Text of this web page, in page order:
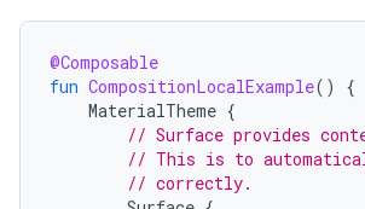
@Composable
fun CompositionLocalExample()
{
MaterialTheme {
// Surface provides
// This is to
// correctly.